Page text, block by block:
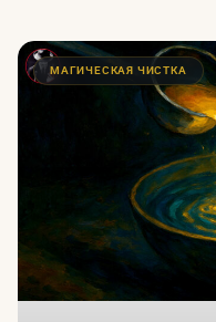
МАГИЧЕСКАЯ ЧИСТКА